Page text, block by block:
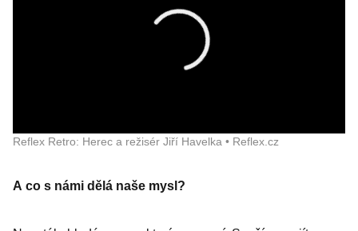
Reflex Retro: Herec a režisér Jiří Havelka • Reflex.cz
A co s námi dělá naše mysl?